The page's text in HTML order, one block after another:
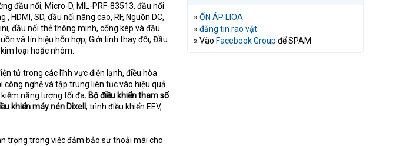
đầu nối, Micro-D, MIL-PRF-83513, đầu nối
SD, đầu nối nâng cao, RF, Nguồn DC,
đầu nối thẻ thông minh, cổng kép và đầu
và tín hiệu hỗn hợp, Giới tính thay đổi, Đầu
loại hoặc nhôm.
tử trong các lĩnh vực điện lạnh, điều hòa
công nghệ và tập trung liên tục vào hiệu quả
năng lượng tối đa. Bộ điều khiển tham số
khiển máy nén Dixell , trình điều khiển EEV,
trọng trong việc đảm bảo sự thoải mái cho
» ỔN ÁP LIOA
» đăng tin rao vặt
» Vào Facebook Group để SPAM